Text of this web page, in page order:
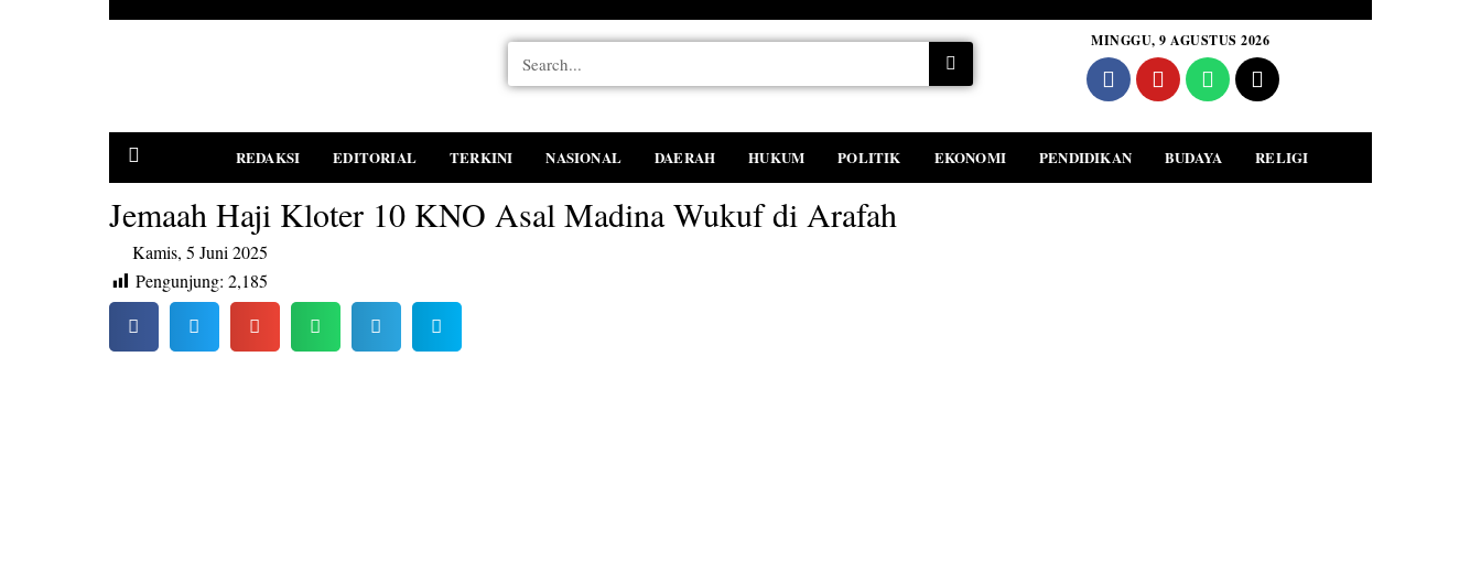
MINGGU, 9 AGUSTUS 2026
REDAKSI EDITORIAL TERKINI NASIONAL DAERAH HUKUM POLITIK EKONOMI PENDIDIKAN BUDAYA RELIGI
Jemaah Haji Kloter 10 KNO Asal Madina Wukuf di Arafah
Kamis, 5 Juni 2025
Pengunjung: 2,185